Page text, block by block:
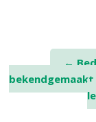
Post
navigation
←
bekendgemaakt